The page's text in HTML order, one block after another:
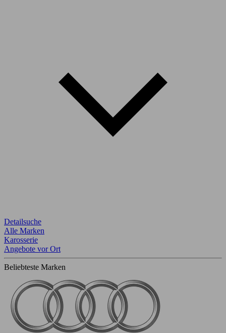
Detailsuche
Alle Marken
Karosserie
Angebote vor Ort
Beliebteste Marken